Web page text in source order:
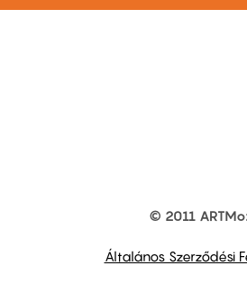
© 2011
Általános Szerződési